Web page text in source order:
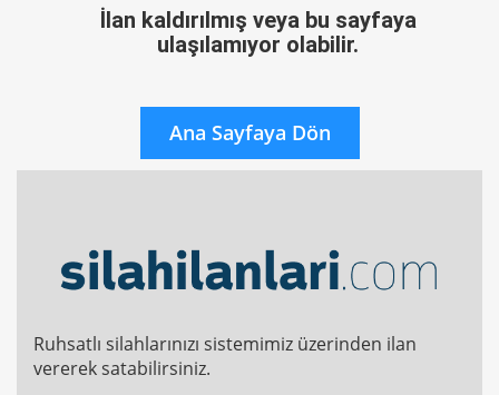
İlan kaldırılmış veya bu sayfaya
ulaşılamıyor olabilir.
Ana Sayfaya Dön
Ruhsatlı silahlarınızı sistemimiz üzerinden ilan
vererek satabilirsiniz.